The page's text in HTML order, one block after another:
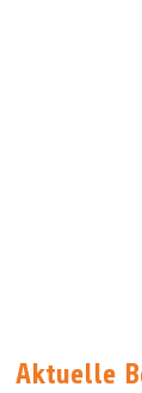
Aktuelle